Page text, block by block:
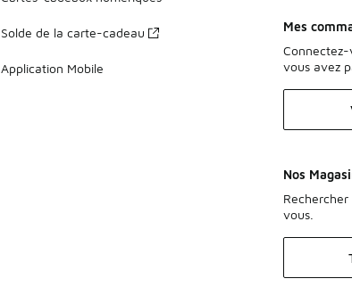
Solde de la carte-cadeau
Application Mobile
Mes
vous avez
Nos
vous.